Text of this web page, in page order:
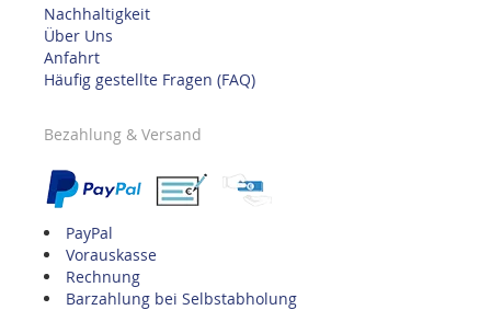
Nachhaltigkeit
Über Uns
Anfahrt
Häufig gestellte Fragen (FAQ)
Bezahlung & Versand
PayPal
Vorauskasse
Rechnung
Barzahlung bei Selbstabholung